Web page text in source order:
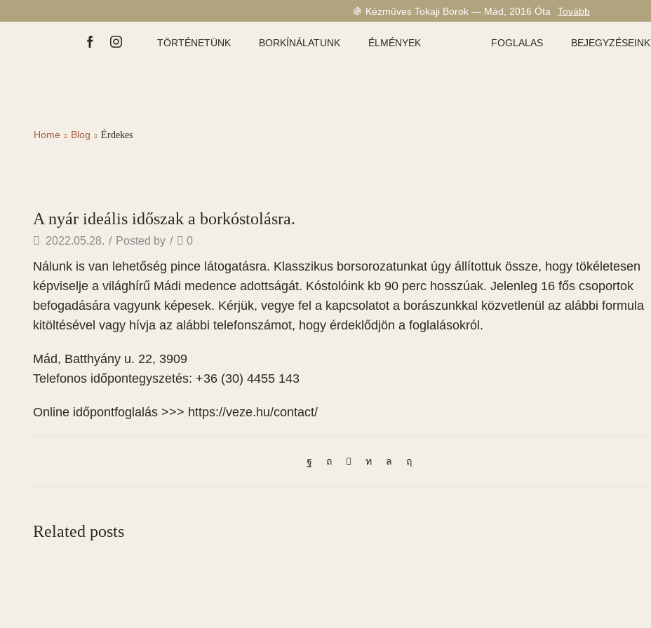
🍇 Kézműves Tokaji Borok — Mád, 2016 Óta Tovább
TÖRTÉNETÜNK BORKÍNÁLATUNK ÉLMÉNYEK FOGLALAS BEJEGYZÉSEINK
Home Blog Érdekes
A nyár ideális időszak a borkóstolásra.
2022.05.28. / Posted by / 0
Nálunk is van lehetőség pince látogatásra. Klasszikus borsorozatunkat úgy állítottuk össze, hogy tökéletesen
képviselje a világhírű Mádi medence adottságát. Kóstolóink kb 90 perc hosszúak. Jelenleg 16 fős csoportok
befogadására vagyunk képesek. Kérjük, vegye fel a kapcsolatot a borászunkkal közvetlenül az alábbi formula
kitöltésével vagy hívja az alábbi telefonszámot, hogy érdeklődjön a foglalásokról.
Mád, Batthyány u. 22, 3909
Telefonos időpontegyszetés: +36 (30) 4455 143
Online időpontfoglalás >>> https://veze.hu/contact/
Related posts